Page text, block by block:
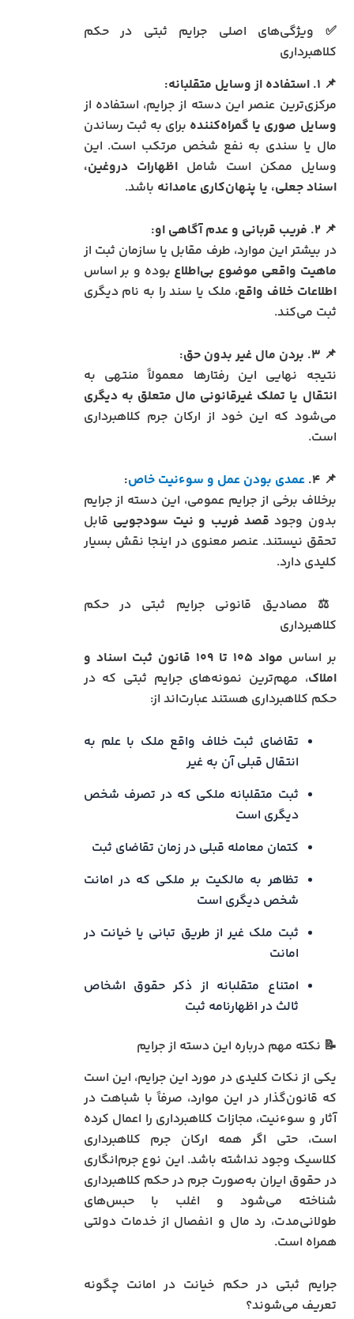
✅ ویژگی‌های اصلی جرایم ثبتی در حکم
کلاهبرداری
📌 ۱. استفاده از وسایل متقلبانه:
مرکزی‌ترین عنصر این دسته از جرایم، استفاده از
وسایل صوری یا گمراه‌کننده برای به ثبت رساندن
مال یا سندی به نفع شخص مرتکب است. این
وسایل ممکن است شاملاظهارات دروغین،
اسناد جعلی، یا پنهان‌کاری عامدانه باشد.
📌۲. فریب قربانی و عدم آگاهی او:
در بیشتر این موارد، طرف مقابل یا سازمان ثبت از
ماهیت واقعی موضوع بی‌اطلاع بوده و بر اساس
اطلاعات خلاف واقع، ملک یا سند را به نام دیگری
ثبت می‌کند.
📌 ۳. بردن مال غیر بدون حق:
نتیجه نهایی این رفتارها معمولاً منتهی به
انتقال یا تملک غیرقانونی مال متعلق به دیگری
می‌شود که این خود از ارکان جرم کلاهبرداری
است.
📌 ۴. عمدی بودن عمل و سوءنیت خاص:
برخلاف برخی از جرایم عمومی، این دسته از جرایم
بدون وجود قصد فریب و نیت سودجویی قابل
تحقق نیستند. عنصر معنوی در اینجا نقش بسیار
کلیدی دارد.
⚖️ مصادیق قانونی جرایم ثبتی در حکم
کلاهبرداری
بر اساس
مواد ۱۰۵ تا ۱۰۹ قانون ثبت اسناد و
املاک، مهم‌ترین نمونه‌های جرایم ثبتی که در
حکم کلاهبرداری هستند عبارت‌اند از:
تقاضای ثبت خلاف واقع ملک با علم به
انتقال قبلی آن به غیر
ثبت متقلبانه ملکی که در تصرف شخص
دیگری است
کتمان معامله قبلی در زمان تقاضای ثبت
تظاهر به مالکیت بر ملکی که در امانت
شخص دیگری است
ثبت ملک غیر از طریق تبانی یا خیانت در
امانت
امتناع متقلبانه از ذکر حقوق اشخاص
ثالث در اظهارنامه ثبت
📝 نکته مهم درباره این دسته از جرایم
یکی از نکات کلیدی در مورد این جرایم، این است
که قانون‌گذار در این موارد، صرفاً با شباهت در
آثار و سوءنیت، مجازات کلاهبرداری را اعمال کرده
است، حتی اگر همه ارکان جرم کلاهبرداری
کلاسیک وجود نداشته باشد. این نوع جرم‌انگاری
در حقوق ایران به‌صورت جرم در حکم کلاهبرداری
شناخته می‌شود و اغلب با حبس‌های
طولانی‌مدت، رد مال و انفصال از خدمات دولتی
همراه است.
جرایم ثبتی در حکم خیانت در امانت چگونه
تعریف می‌شوند؟